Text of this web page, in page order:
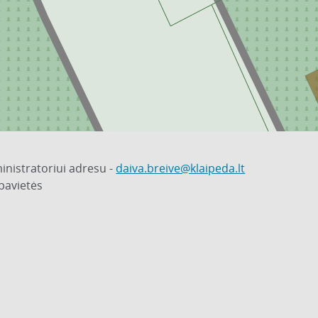
adresu - daiva.breive@klaipeda.lt